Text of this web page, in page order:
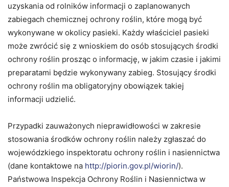
uzyskania od rolników informacji o zaplanowanych
zabiegach chemicznej ochrony roślin, które mogą być
wykonywane w okolicy pasieki. Każdy właściciel pasieki
może zwrócić się z wnioskiem do osób stosujących środki
ochrony roślin prosząc o informację, w jakim czasie i jakimi
preparatami będzie wykonywany zabieg. Stosujący środki
ochrony roślin ma obligatoryjny obowiązek takiej
informacji udzielić.
Przypadki zauważonych nieprawidłowości w zakresie
stosowania środków ochrony roślin należy zgłaszać do
wojewódzkiego inspektoratu ochrony roślin i nasiennictwa
(dane kontaktowe na http://piorin.gov.pl/wiorin/).
Państwowa Inspekcja Ochrony Roślin i Nasiennictwa w